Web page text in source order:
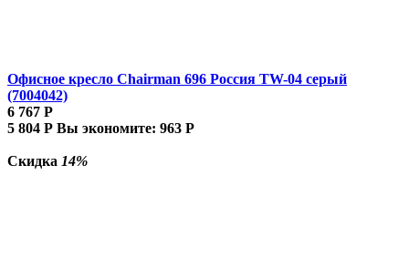
Офисное кресло Chairman 696 Россия TW-04 серый
(7004042)
6 767 Р
5 804 Р Вы экономите: 963 Р
Скидка 14%